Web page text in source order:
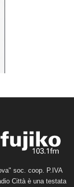
soc. coop. P.IVA
Città è una testata